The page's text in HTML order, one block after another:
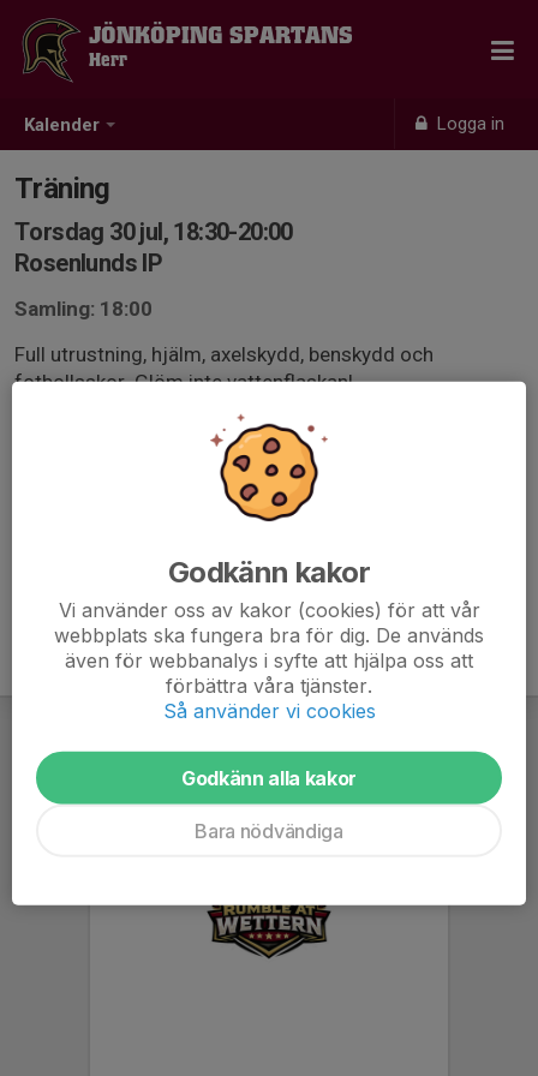
Kalender Logga in
JÖNKÖPING SPARTANS
Herr
Träning
Torsdag 30 jul, 18:30-20:00
Rosenlunds IP
Samling: 18:00
Full utrustning, hjälm, axelskydd, benskydd och
fotbollsskor. Glöm inte vattenflaskan!
Godkänn kakor
Vi använder oss av kakor (cookies) för att vår
webbplats ska fungera bra för dig. De används
även för webbanalys i syfte att hjälpa oss att
förbättra våra tjänster.
Så använder vi cookies
Godkänn alla kakor
Bara nödvändiga